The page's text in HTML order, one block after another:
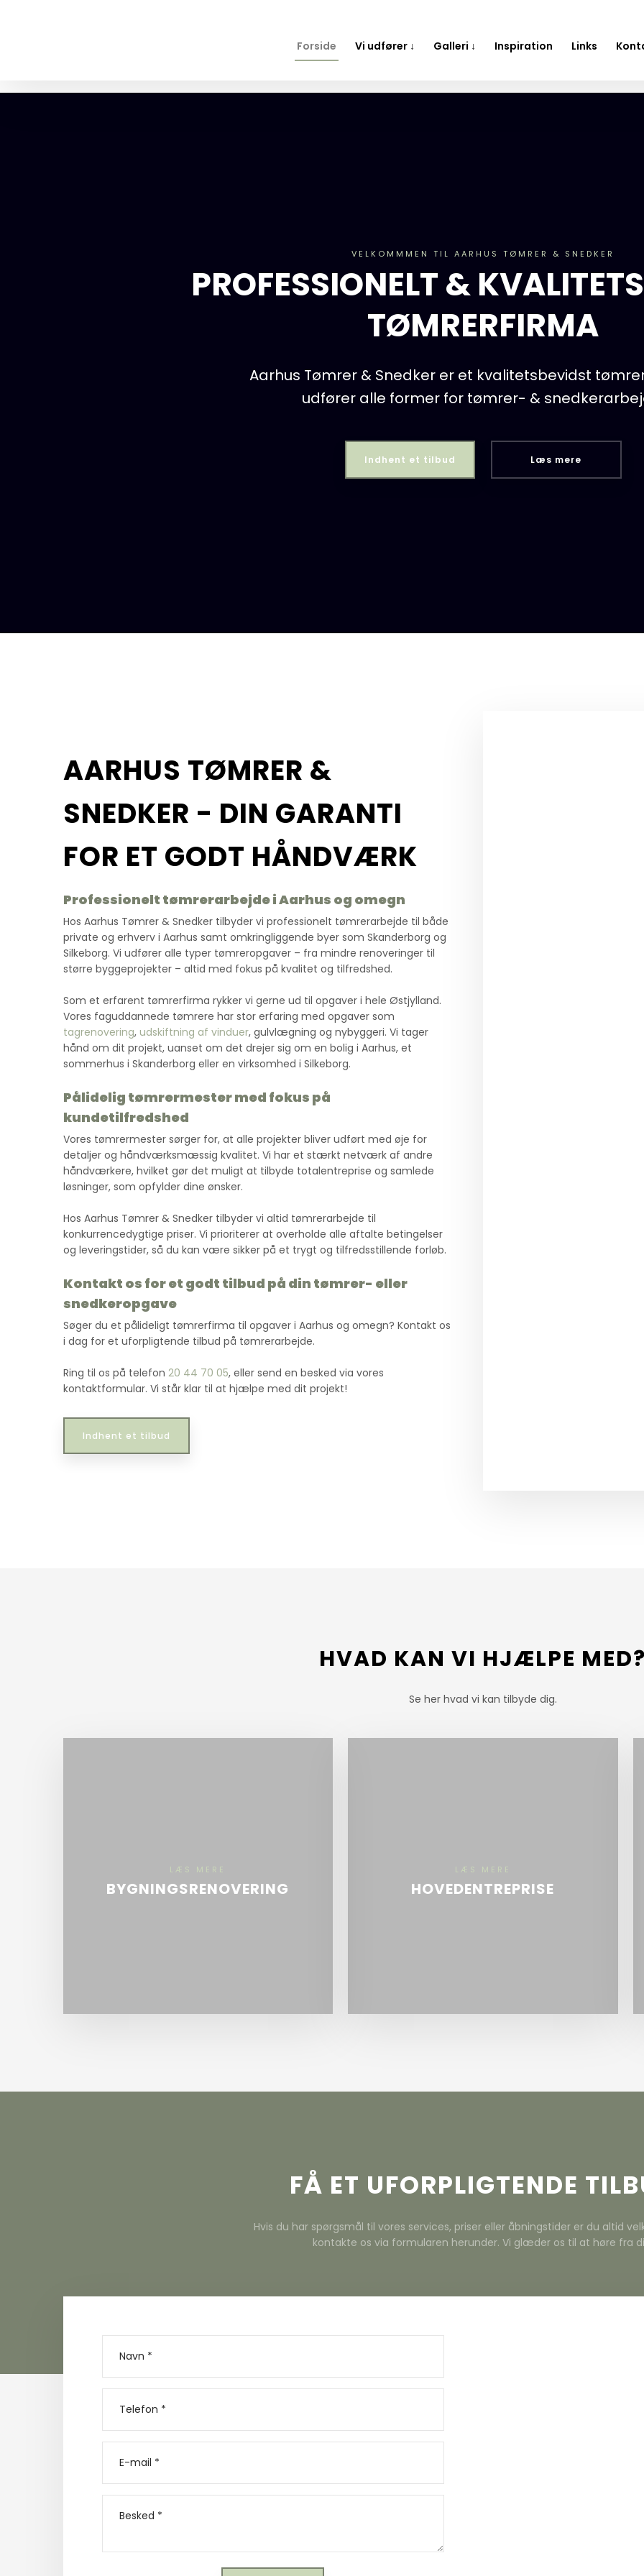
Forside Vi udfører ↓ Galleri ↓ Inspiration Links
VELKOMMMEN TIL AARHUS TØMRER & SNEDKER​
PROFESSIONELT &
TØMRERFIRMA
Aarhus Tømrer & Snedker er et kvalitetsbevidst
udfører alle former for tømrer- &
Indhent et tilbud Læs mere​
​AARHUS TØMRER &
SNEDKER - DIN GARANTI
FOR ET GODT HÅNDVÆRK
Professionelt tømrerarbejde i Aarhus og omegn
Hos Aarhus Tømrer & Snedker tilbyder vi professionelt tømrerarbejde til både
private og erhverv i Aarhus samt omkringliggende byer som Skanderborg og
Silkeborg. Vi udfører alle typer tømreropgaver – fra mindre renoveringer til
større byggeprojekter – altid med fokus på kvalitet og tilfredshed.
Som et erfarent tømrerfirma rykker vi gerne ud til opgaver i hele Østjylland.
Vores faguddannede tømrere har stor erfaring med opgaver som
tagrenovering, udskiftning af vinduer, gulvlægning og nybyggeri. Vi tager
hånd om dit projekt, uanset om det drejer sig om en bolig i Aarhus, et
sommerhus i Skanderborg eller en virksomhed i Silkeborg.
Pålidelig tømrermester med fokus på
kundetilfredshed
Vores tømrermester sørger for, at alle projekter bliver udført med øje for
detaljer og håndværksmæssig kvalitet. Vi har et stærkt netværk af andre
håndværkere, hvilket gør det muligt at tilbyde totalentreprise og samlede
løsninger, som opfylder dine ønsker.
Hos Aarhus Tømrer & Snedker tilbyder vi altid tømrerarbejde til
konkurrencedygtige priser. Vi prioriterer at overholde alle aftalte betingelser
og leveringstider, så du kan være sikker på et trygt og tilfredsstillende forløb.
Kontakt os for et godt tilbud på din tømrer- eller
snedkeropgave
Søger du et pålideligt tømrerfirma til opgaver i Aarhus og omegn? Kontakt os
i dag for et uforpligtende tilbud på tømrerarbejde.
Ring til os på telefon 20 44 70 05, eller send en besked via vores
kontaktformular. Vi står klar til at hjælpe med dit projekt!
Indhent et tilbud
HVAD KAN VI HJÆLPE MED?
Se her hvad vi kan tilbyde dig.
LÆS MERE​
BYGNINGSRENOVERING
LÆS MERE​
HOVEDENTREPRISE
FÅ ET UFORPLIGTENDE
Hvis du har spørgsmål til vores services, priser eller åbningstider er du altid
kontakte os via formularen herunder. Vi glæder os til at høre fra